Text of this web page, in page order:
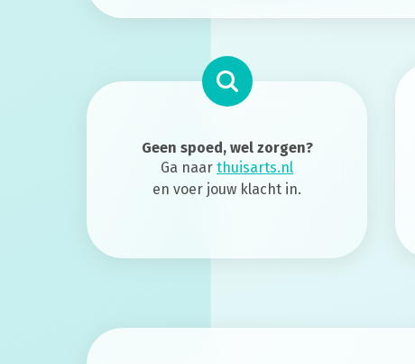
Geen spoed, wel zorgen?
Ga naarthuisarts.nl
en voer jouw klacht in.